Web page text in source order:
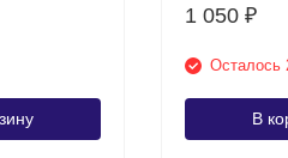
1 050 ₽
Осталось
В